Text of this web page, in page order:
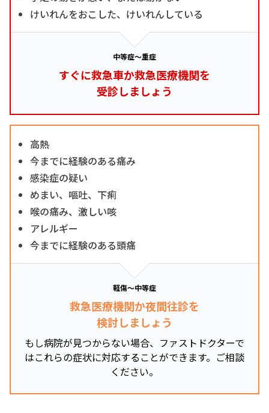
けいれんをおこした、けいれんしている
中等症～重症
すぐに救急車か救急医療機関を
受診しましょう
高熱
今までに経験のある痛み
感染症の疑い
めまい、嘔吐、下痢
喉の痛み、激しい咳
アレルギー
今までに経験のある頭痛
軽傷～中等症
救急医療機関か夜間往診を
検討しましょう
もし病院が見つからない場合、ファストドクターで
はこれらの症状に対応することができます。ご相談
ください。